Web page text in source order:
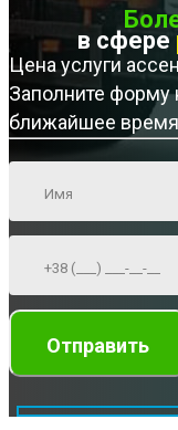
в сфере
Цена услуги
Заполните
ближайшее